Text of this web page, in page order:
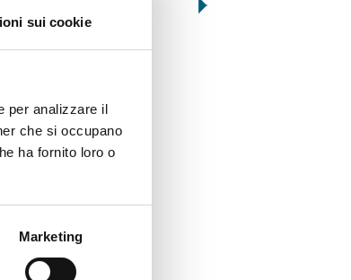
sui cookie
per analizzare il
che si occupano
ha fornito loro o
Marketing
034